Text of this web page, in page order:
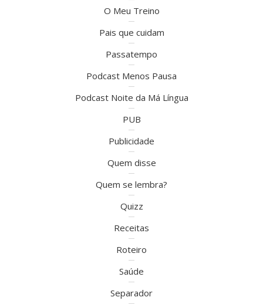
O Meu Treino
Pais que cuidam
Passatempo
Podcast Menos Pausa
Podcast Noite da Má Língua
PUB
Publicidade
Quem disse
Quem se lembra?
Quizz
Receitas
Roteiro
Saúde
Separador